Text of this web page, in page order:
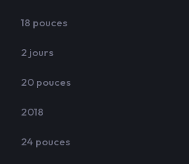
18 pouces
2 jours
20 pouces
2018
24 pouces